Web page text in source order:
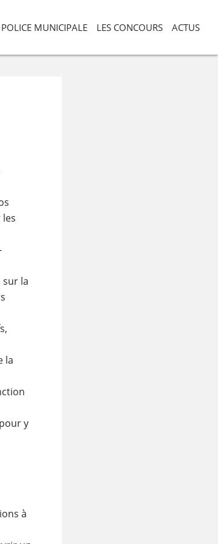
MUNICIPALE LES CONCOURS ACTUS
la
la
y
à